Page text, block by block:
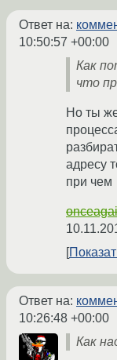
Ответ на:
10:50:57 +00:00
Как
что
Но ты
адресу
при чем
Ответ на:
10:26:48 +00:00
Как